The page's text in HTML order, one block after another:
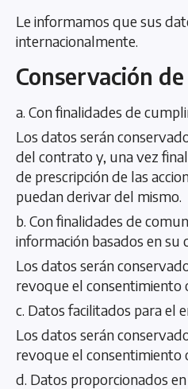
Le informamos que sus
internacionalmente.
Conservación
a. Con finalidades de
Los datos serán
del contrato y, una vez
de prescripción de las
puedan derivar del mismo.
b. Con finalidades de
información basados en su
Los datos serán
revoque el consentimiento
c. Datos facilitados para el
Los datos serán
revoque el consentimiento
d. Datos proporcionados